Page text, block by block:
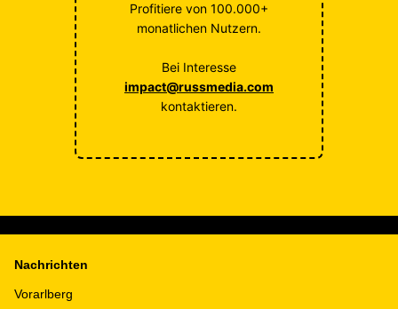
Profitiere von 100.000+
monatlichen Nutzern.
Bei Interesse
impact@russmedia.com
kontaktieren.
Nachrichten
Vorarlberg